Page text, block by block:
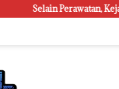
Perawatan, Kejari